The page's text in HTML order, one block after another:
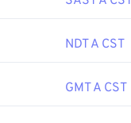
NDT A CST
GMT A CST